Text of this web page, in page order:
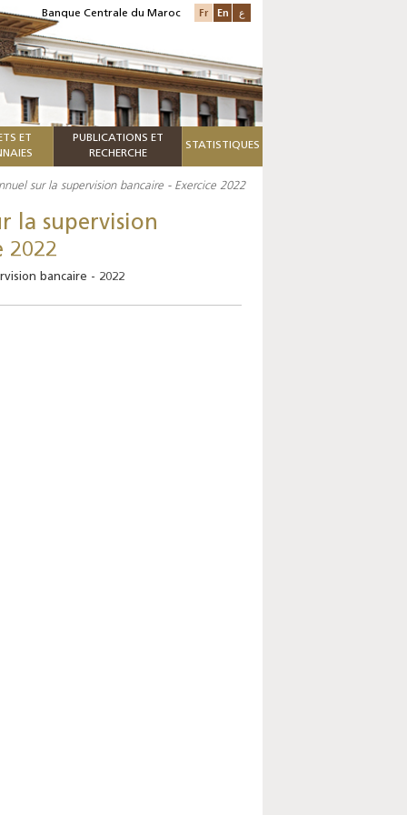
Banque Centrale du Maroc Fr En ع
ET
PUBLICATIONS ET
RECHERCHE
STATISTIQUES
sur la supervision bancaire - Exercice 2022
la supervision
2022
bancaire - 2022